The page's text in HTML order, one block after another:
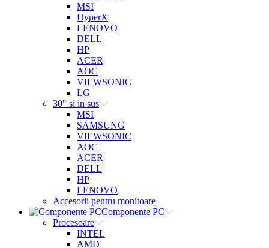
MSI
HyperX
LENOVO
DELL
HP
ACER
AOC
VIEWSONIC
LG
30" si in sus
MSI
SAMSUNG
VIEWSONIC
AOC
ACER
DELL
HP
LENOVO
Accesorii pentru monitoare
Componente PC
Procesoare
INTEL
AMD